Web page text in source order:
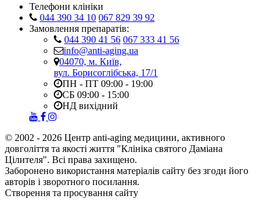
Телефони клініки
044 390 34 10 067 829 39 92
Замовлення препаратів:
044 390 41 56 067 333 41 56
info@anti-aging.ua
04070, м. Київ,
вул. Борисоглібська, 17/1
ПН - ПТ 09:00 - 19:00
СБ 09:00 - 15:00
НД вихідний
© 2002 - 2026 Центр anti-aging медицини, активного
довголіття та якості життя "Клініка святого Даміана
Цілителя". Всі права захищено.
Заборонено використання матеріалів сайту без згоди його
авторів і зворотного посилання.
Створення та просування сайту